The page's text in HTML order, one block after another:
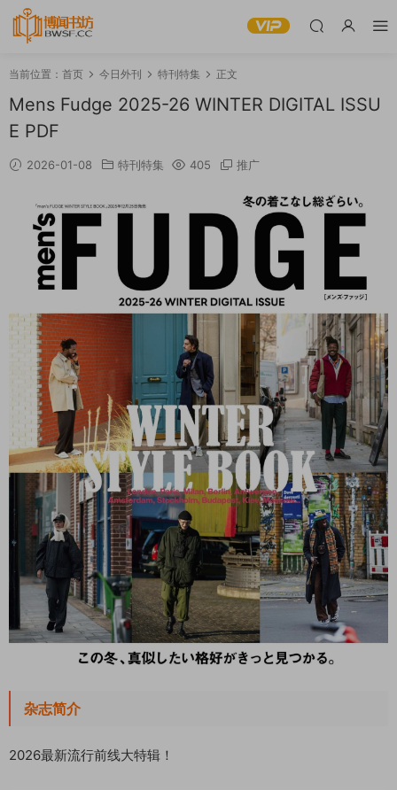
当前位置： 首页 今日外刊 特刊特集 正文
Mens Fudge 2025-26 WINTER DIGITAL ISSU
E PDF
2026-01-08 特刊特集 405 推广
杂志简介
2026最新流行前线大特辑！